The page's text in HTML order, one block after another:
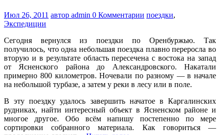
Июл 26, 2011 автор admin 0 Комментарии поездки,
Экспедиции
Сегодня вернулся из поездки по Оренбуржью. Так
получилось, что одна небольшая поездка плавно переросла во
вторую и в результате область пересечена с востока на запад
от Ясненского района до Александровского. Накатали
примерно 800 километров. Ночевали по разному — в начале
на небольшой турбазе, а затем у реки в лесу или в поле.
В эту поездку удалось завершить начатое в Каргалинских
рудниках, найти интересный объект в Ясненском районе и
многое другое. Обо всём напишу постепенно по мере
сортировки собранного материала. Как говориться —